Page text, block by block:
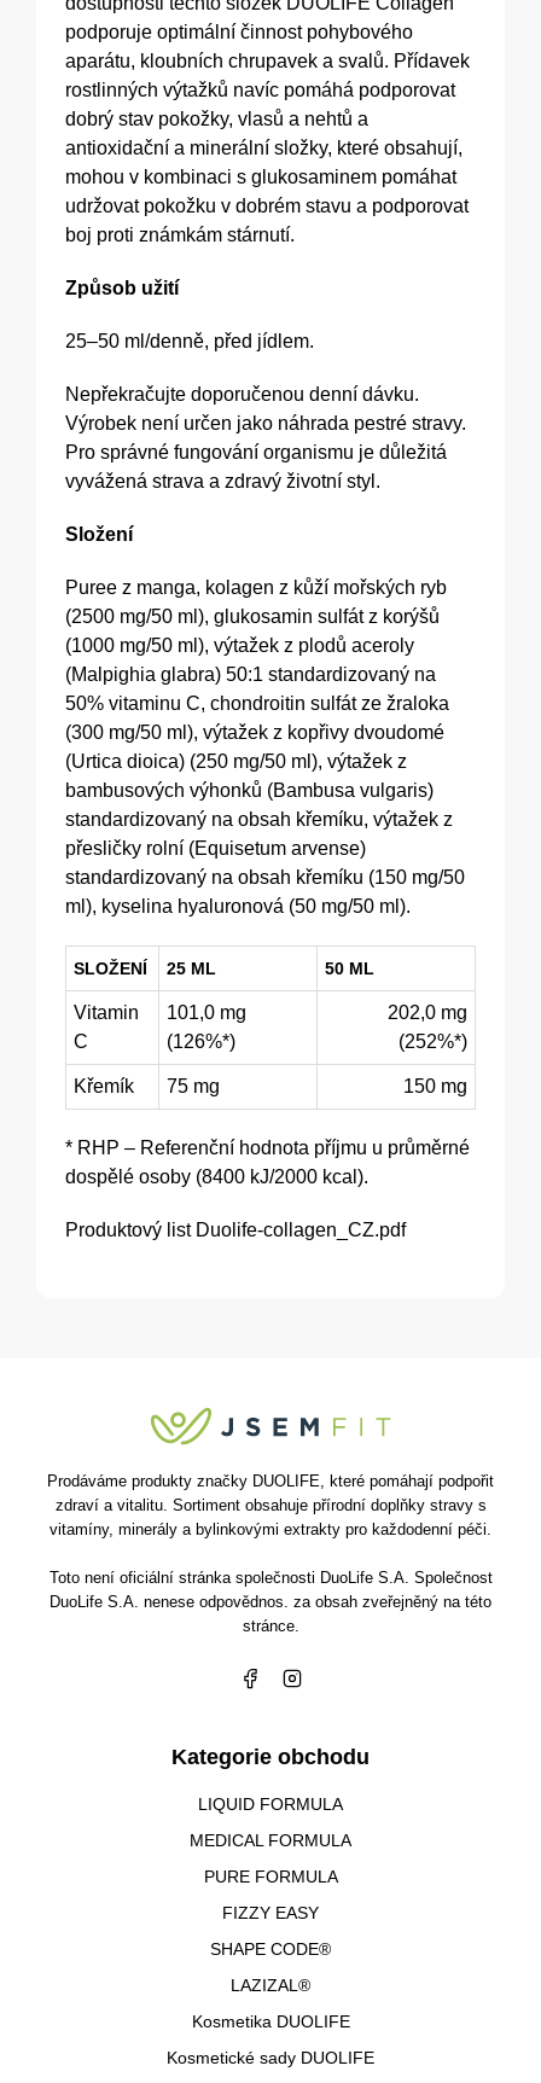
podporuje optimální činnost pohybového
aparátu, kloubních chrupavek a svalů. Přídavek
rostlinných výtažků navíc pomáhá podporovat
dobrý stav pokožky, vlasů a nehtů a
antioxidační a minerální složky, které obsahují,
mohou v kombinaci s glukosaminem pomáhat
udržovat pokožku v dobrém stavu a podporovat
boj proti známkám stárnutí.
Způsob užití
25–50 ml/denně, před jídlem.
Nepřekračujte doporučenou denní dávku.
Výrobek není určen jako náhrada pestré stravy.
Pro správné fungování organismu je důležitá
vyvážená strava a zdravý životní styl.
Složení
Puree z manga, kolagen z kůží mořských ryb
(2500 mg/50 ml), glukosamin sulfát z korýšů
(1000 mg/50 ml), výtažek z plodů aceroly
(Malpighia glabra) 50:1 standardizovaný na
50% vitaminu C, chondroitin sulfát ze žraloka
(300 mg/50 ml), výtažek z kopřivy dvoudomé
(Urtica dioica) (250 mg/50 ml), výtažek z
bambusových výhonků (Bambusa vulgaris)
standardizovaný na obsah křemíku, výtažek z
přesličky rolní (Equisetum arvense)
standardizovaný na obsah křemíku (150 mg/50
ml), kyselina hyaluronová (50 mg/50 ml).
SLOŽENÍ 25 ML 50 ML
Vitamin
C
101,0 mg
(126%*)
202,0 mg
(252%*)
Křemík 75 mg 150 mg
* RHP – Referenční hodnota příjmu u průměrné
dospělé osoby (8400 kJ/2000 kcal).
Produktový list Duolife-collagen_CZ.pdf
Prodáváme produkty značky DUOLIFE, které pomáhají podpořit
zdraví a vitalitu. Sortiment obsahuje přírodní doplňky stravy s
vitamíny, minerály a bylinkovými extrakty pro každodenní péči.
Toto není oficiální stránka společnosti DuoLife S.A. Společnost
DuoLife S.A. nenese odpovědnos. za obsah zveřejněný na této
stránce.
Kategorie obchodu
LIQUID FORMULA
MEDICAL FORMULA
PURE FORMULA
FIZZY EASY
SHAPE CODE®
LAZIZAL®
Kosmetika DUOLIFE
Kosmetické sady DUOLIFE